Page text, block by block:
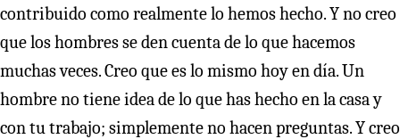
contribuido como realmente lo hemos hecho. Y no creo
que los hombres se den cuenta de lo que hacemos
muchas veces. Creo que es lo mismo hoy en día. Un
hombre no tiene idea de lo que has hecho en la casa y
con tu trabajo; simplemente no hacen preguntas. Y creo